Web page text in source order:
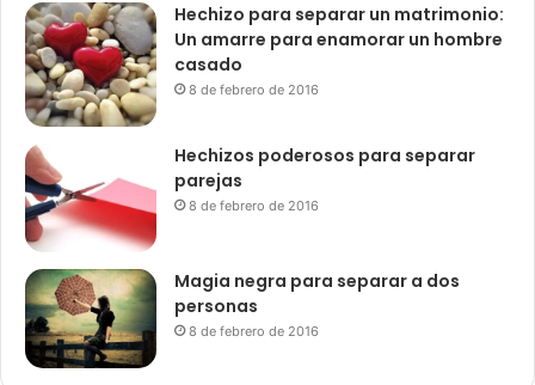
Hechizo para separar un matrimonio:
Un amarre para enamorar un hombre
casado
8 de febrero de 2016
Hechizos poderosos para separar
parejas
8 de febrero de 2016
Magia negra para separar a dos
personas
8 de febrero de 2016